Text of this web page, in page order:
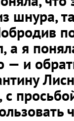
шнура,
я
— и
, с